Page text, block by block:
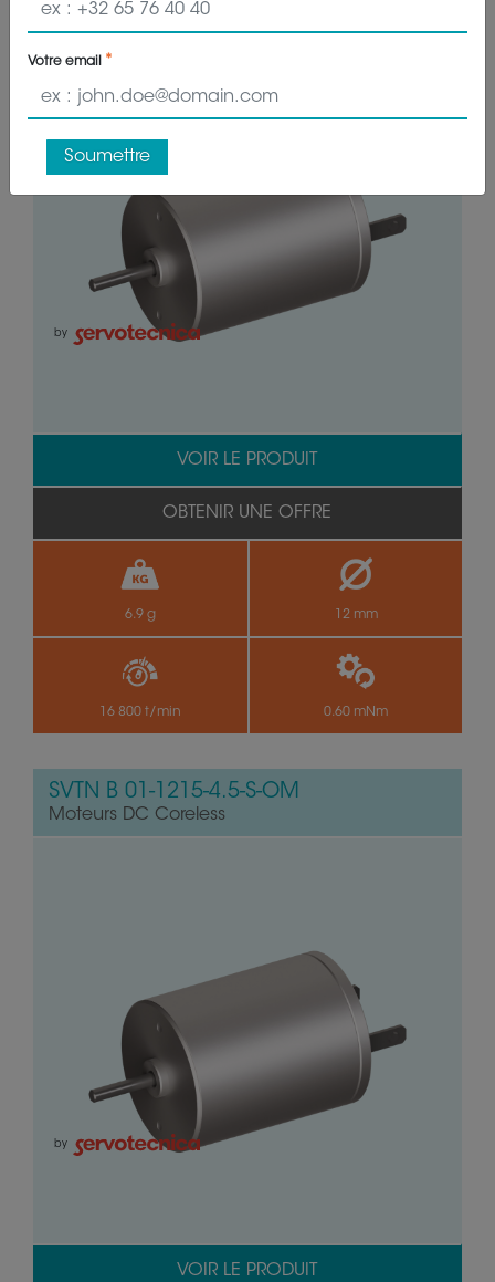
Moteurs DC Coreless
by
6.9 g 12 mm
16 800 t/min 0.60 mNm
VOIR LE PRODUIT
OBTENIR UNE OFFRE
SVTN B 01-1215-4.5-S-OM
Moteurs DC Coreless
by
VOIR LE PRODUIT
Votre email
Soumettre